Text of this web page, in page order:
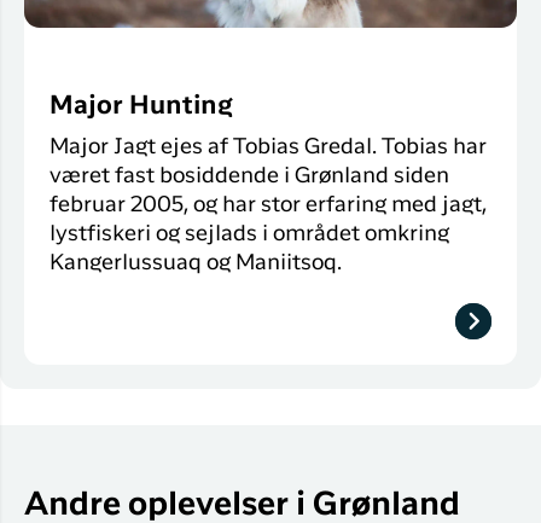
Major Hunting
Major Jagt ejes af Tobias Gredal. Tobias har
været fast bosiddende i Grønland siden
februar 2005, og har stor erfaring med jagt,
lystfiskeri og sejlads i området omkring
Kangerlussuaq og Maniitsoq.
Andre oplevelser i Grønland